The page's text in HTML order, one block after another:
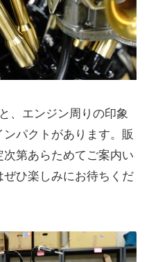
、エンジン周りの印象
パクトがあります。販
第あらためてご案内い
ひ楽しみにお待ちくだ